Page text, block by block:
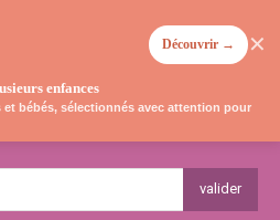
valider
enfances
bébés, sélectionnés avec attention pour
Découvrir → ✕